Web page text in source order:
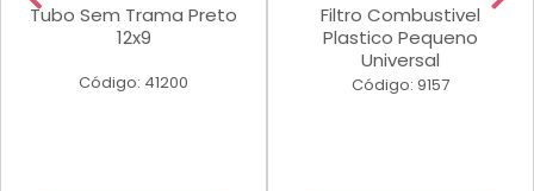
Tubo Sem Trama Preto
12x9
Código: 41200
Filtro Combustivel
Plastico Pequeno
Universal
Código: 9157